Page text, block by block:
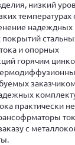
низкий
надеждных
и опорных
горячим
практически
с